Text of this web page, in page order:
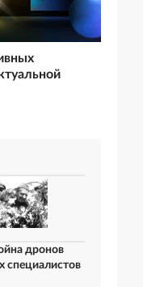
дронов
специалистов